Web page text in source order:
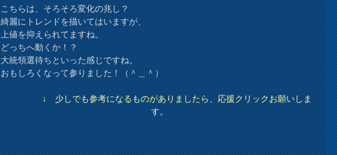
こちらは、そろそろ変化の兆し？
綺麗にトレンドを描いてはいますが、
上値を抑えられてますね。
どっちへ動くか！？
大統領選待ちといった感じですね。
おもしろくなって参りました！（＾＿＾）
↓ 少しでも参考になるものがありましたら、応援クリックお願いしま
す。